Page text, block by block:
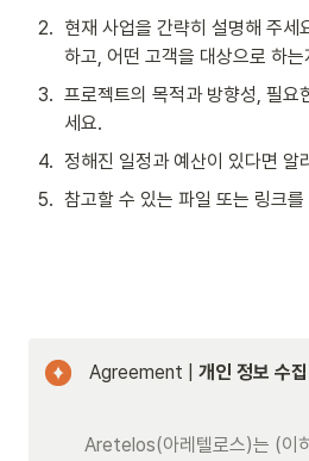
2. 현재 사업을 간략히 설명해 주세
하고, 어떤 고객을 대상으로 하는
3. 프로젝트의 목적과 방향성, 필요
세요.
4. 정해진 일정과 예산이 있다면 알
5. 참고할 수 있는 파일 또는 링크
Agreement 개인 정보 수
Aretelos(아레텔로스)는 (이